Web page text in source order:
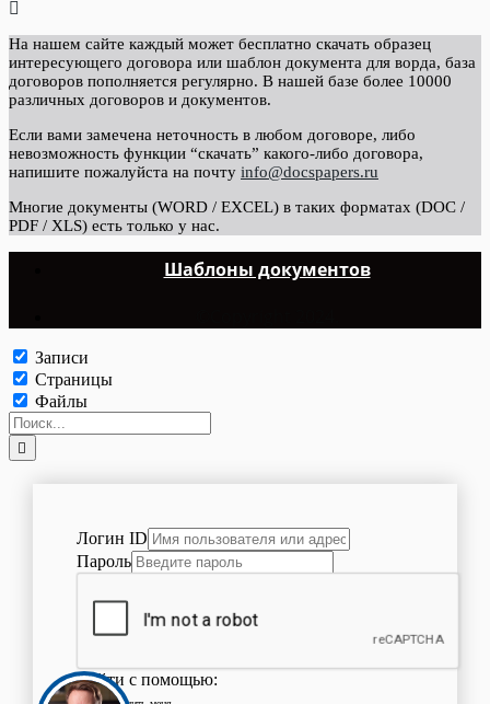
На нашем сайте каждый может бесплатно скачать образец
интересующего договора или шаблон документа для ворда, база
договоров пополняется регулярно. В нашей базе более 10000
различных договоров и документов.
Если вами замечена неточность в любом договоре, либо
невозможность функции “скачать” какого-либо договора,
напишите пожалуйста на почту info@docspapers.ru
Многие документы (WORD / EXCEL) в таких форматах (DOC /
PDF / XLS) есть только у нас.
Шаблоны документов
Записи
Страницы
Файлы
Логин ID
Пароль
Войти с помощью: